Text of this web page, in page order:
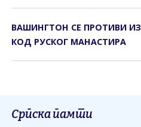
ВАШИНГТОН СЕ ПРОТИВИ
КОД РУСКОГ МАНАСТИРА
Српска памти